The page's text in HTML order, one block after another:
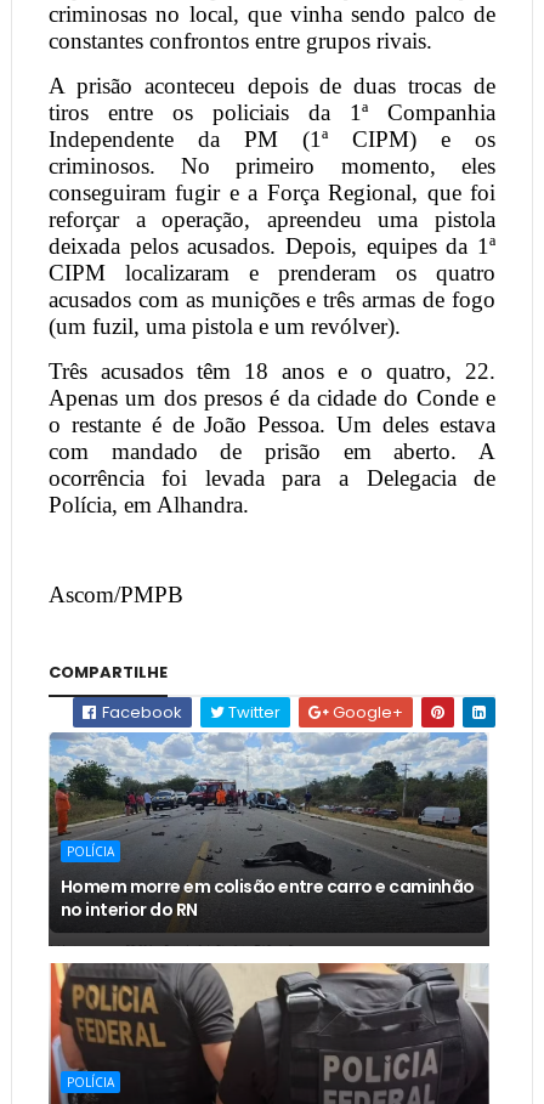
criminosas no local, que vinha sendo palco de
constantes confrontos entre grupos rivais.
A prisão aconteceu depois de duas trocas de
tiros entre os policiais da 1ª Companhia
Independente da PM (1ª CIPM) e os
criminosos. No primeiro momento, eles
conseguiram fugir e a Força Regional, que foi
reforçar a operação, apreendeu uma pistola
deixada pelos acusados. Depois, equipes da 1ª
CIPM localizaram e prenderam os quatro
acusados com as munições e três armas de fogo
(um fuzil, uma pistola e um revólver).
Três acusados têm 18 anos e o quatro, 22.
Apenas um dos presos é da cidade do Conde e
o restante é de João Pessoa. Um deles estava
com mandado de prisão em aberto. A
ocorrência foi levada para a Delegacia de
Polícia, em Alhandra.
Ascom/PMPB
COMPARTILHE
Facebook
Twitter Google+
POLÍCIA
Homem morre em colisão entre carro e caminhão
no interior do RN
POLÍCIA